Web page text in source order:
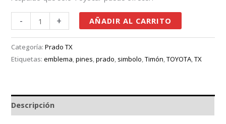
- + AÑADIR AL CARRITO
Categoría:Prado TX
Etiquetas:emblema,pines,prado, simbolo,Timón,TOYOTA,TX
Descripción